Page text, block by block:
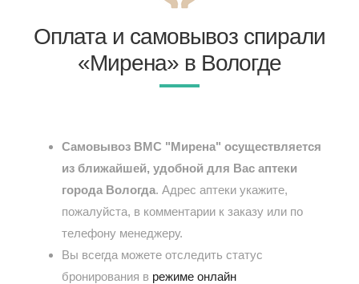
Оплата и самовывоз спирали
«Мирена» в Вологде
Самовывоз ВМС "Мирена" осуществляется
из ближайшей, удобной для Вас аптеки
города Вологда. Адрес аптеки укажите,
пожалуйста, в комментарии к заказу или по
телефону менеджеру.
Вы всегда можете отследить статус
бронирования в режиме онлайн